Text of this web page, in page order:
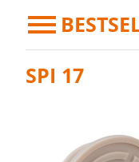
SPI 17